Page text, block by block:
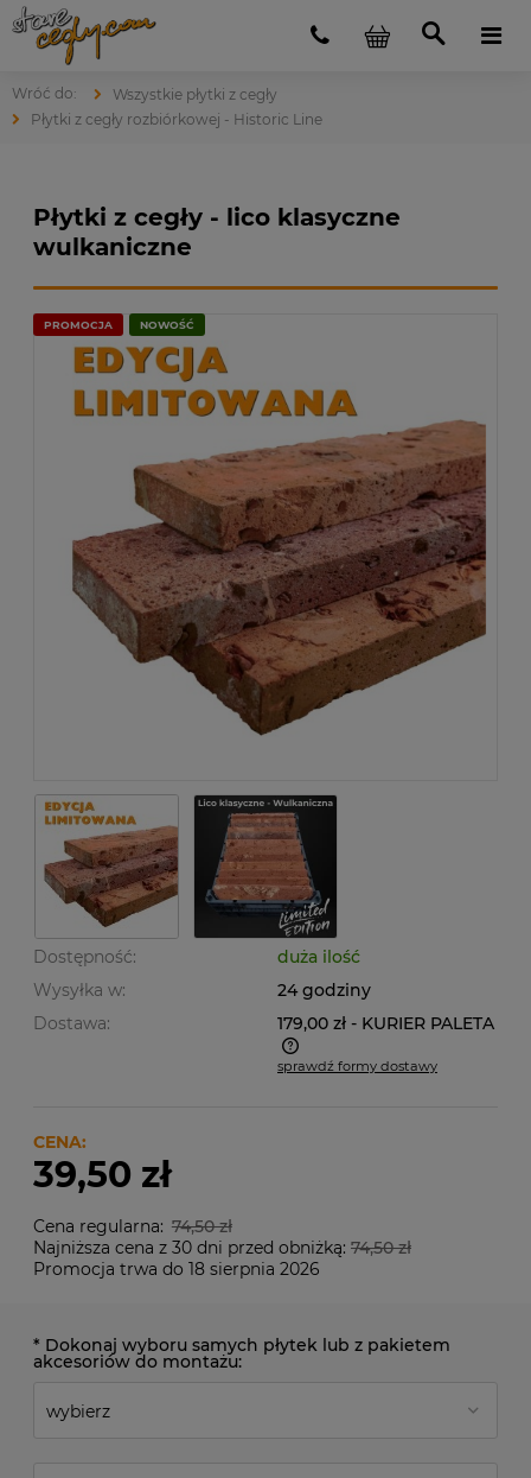
Wszystkie płytki z cegły
Płytki z cegły rozbiórkowej - Historic Line
Płytki z cegły - lico klasyczne
wulkaniczne
PROMOCJA NOWOŚĆ
Dostępność:
duża ilość
Wysyłka w:
24 godziny
Dostawa:
179,00 zł - KURIER PALETA
Cena nie zawiera ewentualnych kosztów płatności
sprawdź formy dostawy
CENA:
39,50 zł
Cena regularna: 74,50 zł
Najniższa cena z 30 dni przed obniżką: 74,50 zł
Promocja trwa do 18 sierpnia 2026
* Dokonaj wyboru samych płytek lub z pakietem
akcesoriów do montażu: